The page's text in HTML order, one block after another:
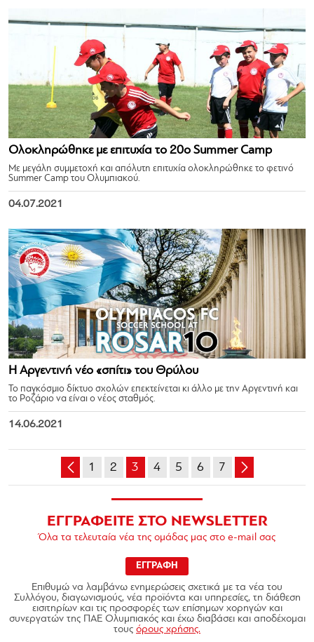
Ολοκληρώθηκε με επιτυχία το 20ο Summer Camp
Με μεγάλη συμμετοχή και απόλυτη επιτυχία ολοκληρώθηκε το φετινό
Summer Camp του Ολυμπιακού.
04.07.2021
Η Αργεντινή νέο «σπίτι» του Θρύλου
Το παγκόσμιο δίκτυο σχολών επεκτείνεται κι άλλο με την Αργεντινή και
το Ροζάριο να είναι ο νέος σταθμός.
14.06.2021
1 2 3 4 5 6 7
ΕΓΓΡΑΦΕΙΤΕ ΣΤΟ NEWSLETTER
Όλα τα τελευταία νέα της ομάδας μας στο e-mail σας
ΕΓΓΡΑΦΗ
Επιθυμώ να λαμβάνω ενημερώσεις σχετικά με τα νέα του
Συλλόγου, διαγωνισμούς, νέα προϊόντα και υπηρεσίες, τη διάθεση
εισιτηρίων και τις προσφορές των επίσημων χορηγών και
συνεργατών της ΠΑΕ Ολυμπιακός και έχω διαβάσει και αποδέχομαι
τους όρους χρήσης.